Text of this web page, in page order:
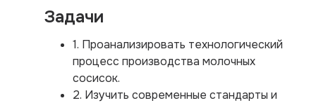
Задачи
1. Проанализировать технологический
процесс производства молочных
сосисок.
2. Изучить современные стандарты и